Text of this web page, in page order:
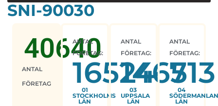
SNI-90030
ANTAL
FÖRETAG
40640
ANTAL
FÖRETAG:
16524
01
STOCKHOLMS
LÄN
ANTAL
FÖRETAG:
1465
03
UPPSALA
LÄN
ANTAL
FÖRETAG:
713
04
LÄN